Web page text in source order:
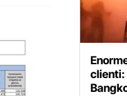
clienti: